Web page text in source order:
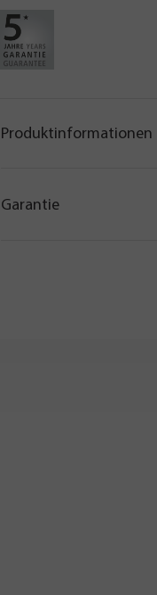
Produktinformationen
Garantie